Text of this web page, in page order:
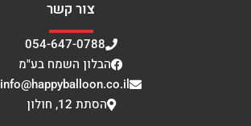
צור קשר
054-647-0788
הבלון השמח בע"מ
info@happyballoon.co.il
הסתת 12, חולון